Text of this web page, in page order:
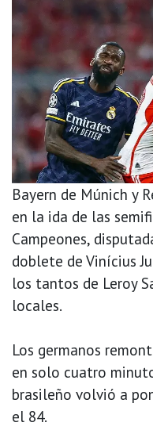
Bayern de Múnich y
en la ida de las
Campeones,
doblete de Vinícius
los tantos de Leroy
locales.
Los germanos
en solo cuatro
brasileño volvió a
el 84.